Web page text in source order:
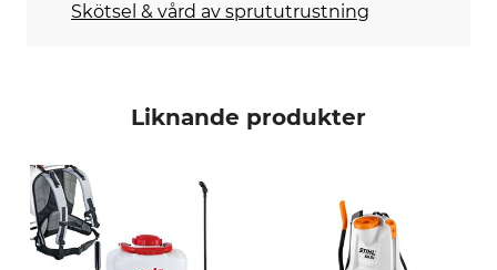
Skötsel & vård av sprututrustning
Liknande produkter